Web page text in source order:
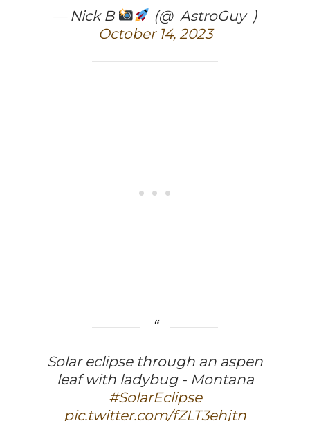
— Nick B
(@_AstroGuy_)
October 14, 2023
Solar eclipse through an aspen
leaf with ladybug - Montana
#SolarEclipse
pic.twitter.com/fZLT3ehjtn